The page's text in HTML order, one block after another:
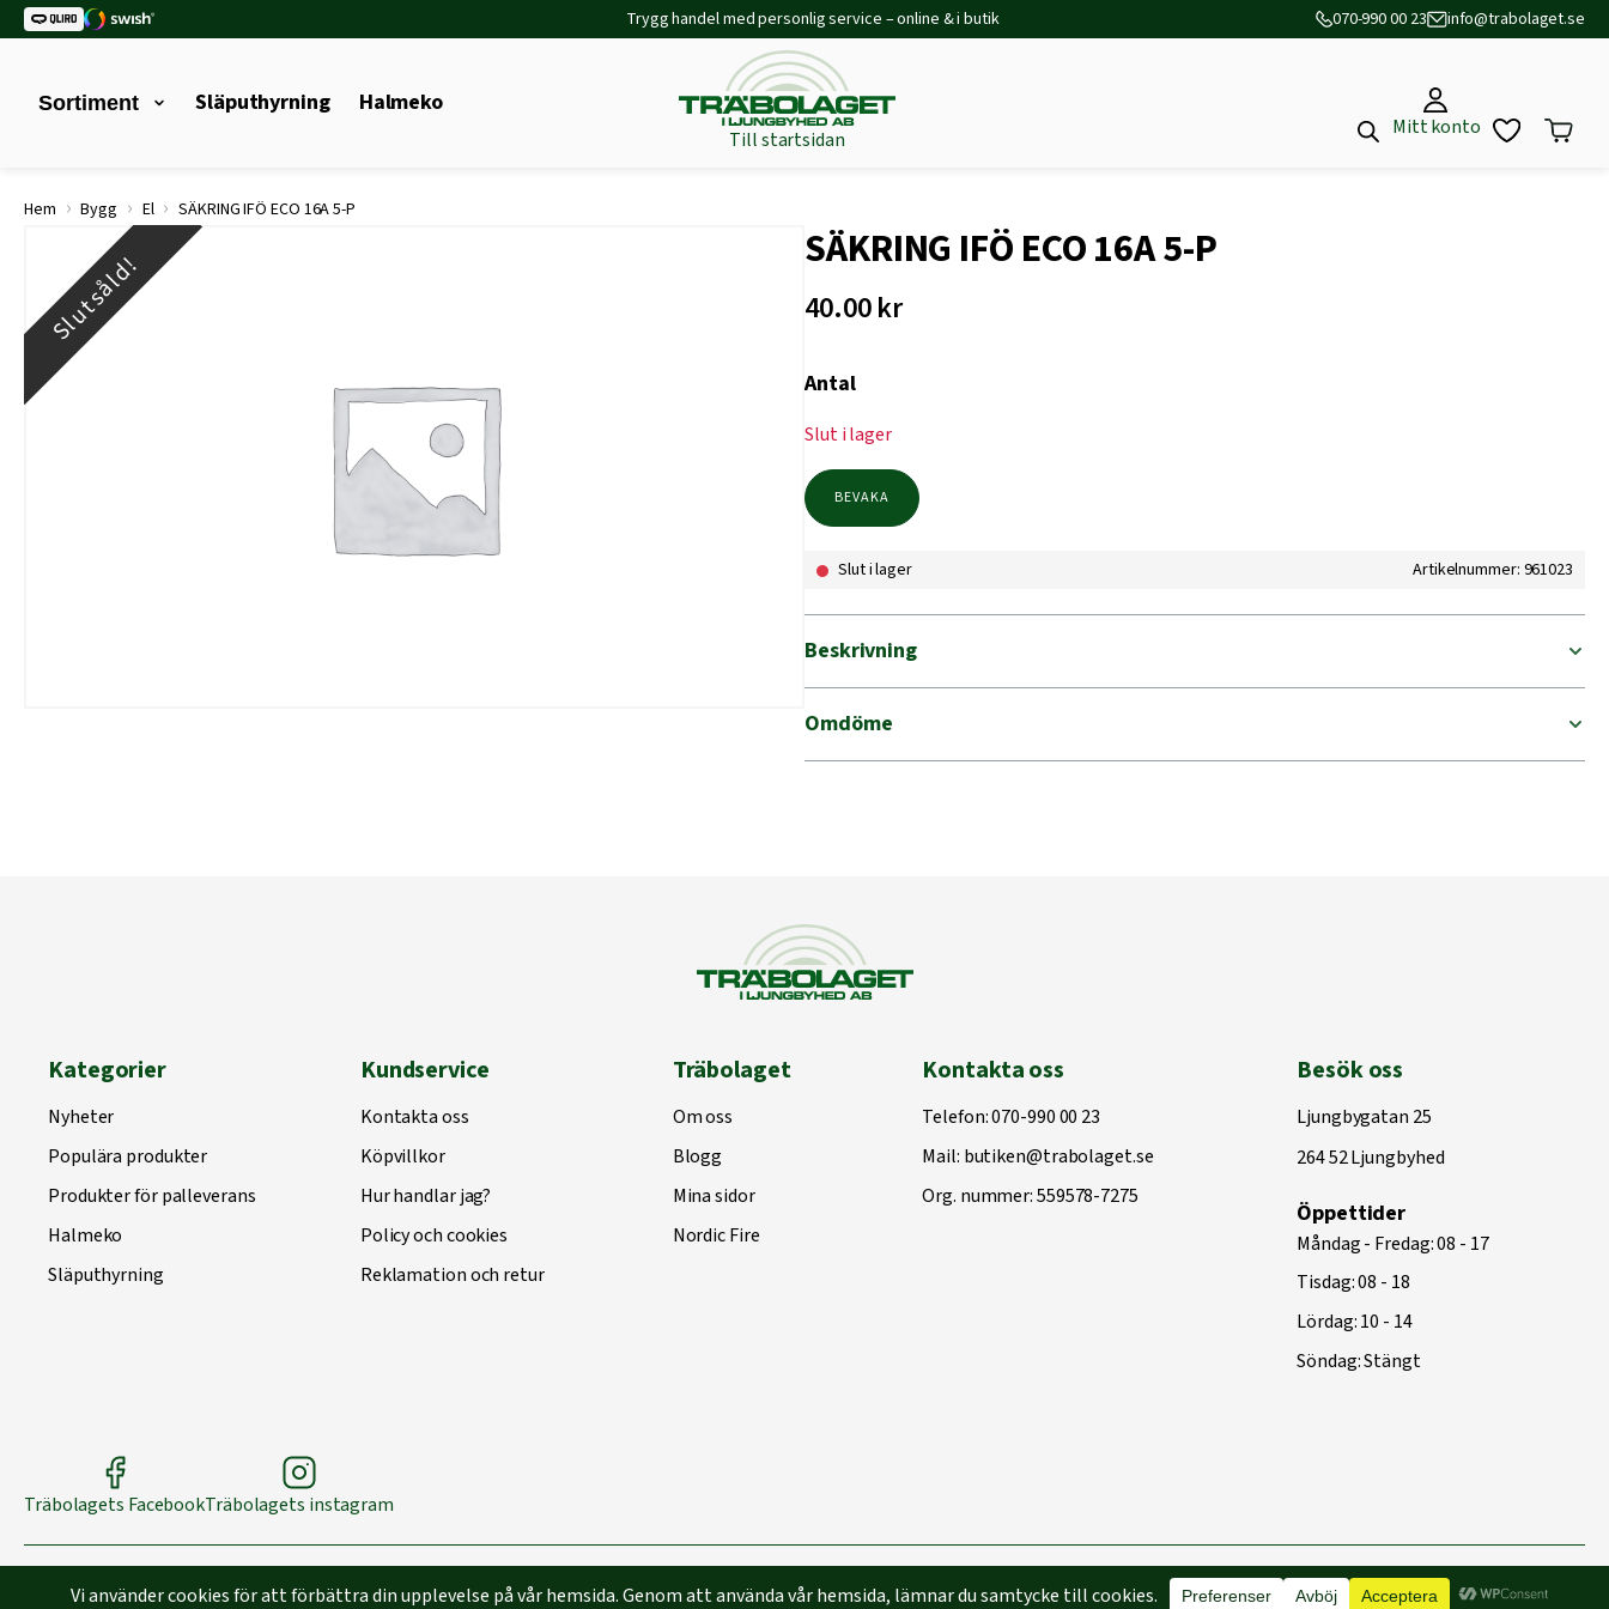
Trygg handel med personlig service – online & i butik 070-990 00 23 info@trabolaget.se
Sortiment Släputhyrning Halmeko
Till startsidan
Mitt konto
Hem › Bygg › El › SÄKRING IFÖ ECO 16A 5-P
Slutsåld! SÄKRING IFÖ ECO 16A 5-P
40.00kr
Antal
Slut i lager
BEVAKA
Slut i lager Artikelnummer: 961023
Beskrivning
Omdöme
Kategorier
Nyheter
Populära produkter
Produkter för palleverans
Halmeko
Släputhyrning
Kundservice
Kontakta oss
Köpvillkor
Hur handlar jag?
Policy och cookies
Reklamation och retur
Träbolaget
Om oss
Blogg
Mina sidor
Nordic Fire
Kontakta oss
Telefon:070-990 00 23
Mail: butiken@trabolaget.se
Org. nummer: 559578-7275
Besök oss
Ljungbygatan 25
264 52 Ljungbyhed
Öppettider
Måndag - Fredag: 08 - 17
Tisdag: 08 - 18
Lördag: 10 - 14
Söndag: Stängt
Träbolagets FacebookTräbolagets instagram
Byggd med♥avCapace Media | Webbyrå Malmö